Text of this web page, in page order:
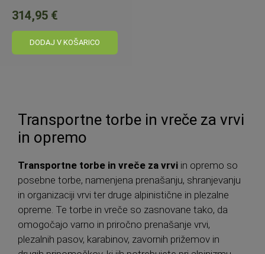
314,95 €
DODAJ V KOŠARICO
Transportne torbe in vreče za vrvi
in opremo
Transportne torbe in vreče za vrvi in opremo so
posebne torbe, namenjena prenašanju, shranjevanju
in organizaciji vrvi ter druge alpinistične in plezalne
opreme. Te torbe in vreče so zasnovane tako, da
omogočajo varno in priročno prenašanje vrvi,
plezalnih pasov, karabinov, zavornih prižemov in